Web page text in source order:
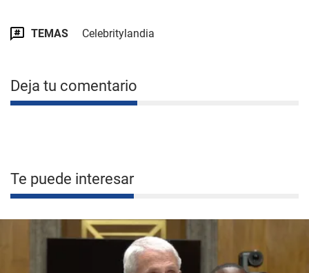
TEMAS Celebritylandia
Deja tu comentario
Te puede interesar